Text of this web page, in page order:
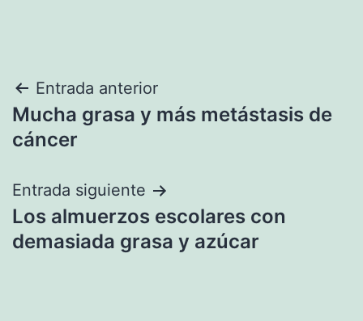
Navegación
de
Entrada anterior
Mucha grasa y más metástasis de
cáncer
Entrada siguiente
Los almuerzos escolares con
demasiada grasa y azúcar